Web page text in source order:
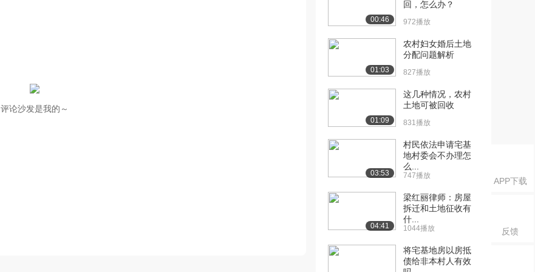
APP下载
反馈
评论沙发是我的～
00:46
回，怎么办？
972播放
01:03
农村妇女婚后土地
分配问题解析
827播放
01:09
这几种情况，农村
土地可被回收
831播放
03:53
村民依法申请宅基
地村委会不办理怎
么...
747播放
04:41
梁红丽律师：房屋
拆迁和土地征收有
什...
1044播放
将宅基地房以房抵
债给非本村人有效